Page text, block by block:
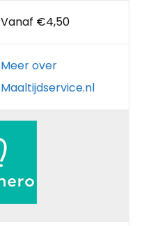
Vanaf €4,50
Meer over
Maaltijdservice.nl